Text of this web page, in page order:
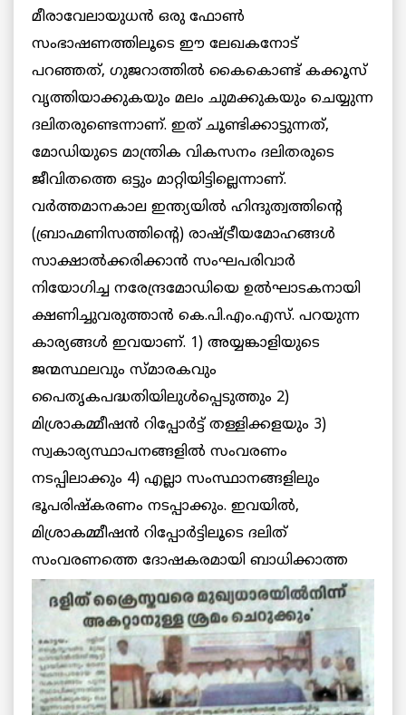
മീരാവേലായുധന്‍ ഒരു ഫോണ്‍
സംഭാഷണത്തിലൂടെ ഈ ലേഖകനോട്
പറഞ്ഞത്, ഗുജറാത്തില്‍ കൈകൊണ്ട് കക്കൂസ്
വൃത്തിയാക്കുകയും മലം ചുമക്കുകയും ചെയ്യുന്ന
ദലിതരുണ്ടെന്നാണ്. ഇത് ചൂണ്ടിക്കാട്ടുന്നത്,
മോഡിയുടെ മാന്ത്രിക വികസനം ദലിതരുടെ
ജീവിതത്തെ ഒട്ടും മാറ്റിയിട്ടില്ലെന്നാണ്.
വര്‍ത്തമാനകാല ഇന്ത്യയില്‍ ഹിന്ദുത്വത്തിന്റെ
(ബ്രാഹ്മണിസത്തിന്റെ) രാഷ്ട്രീയമോഹങ്ങള്‍
സാക്ഷാല്‍ക്കരിക്കാന്‍ സംഘപരിവാര്‍
നിയോഗിച്ച നരേന്ദ്രമോഡിയെ ഉല്‍ഘാടകനായി
ക്ഷണിച്ചുവരുത്താന്‍ കെ.പി.എം.എസ്. പറയുന്ന
കാര്യങ്ങള്‍ ഇവയാണ്. 1) അയ്യങ്കാളിയുടെ
ജന്മസ്ഥലവും സ്മാരകവും
പൈതൃകപദ്ധതിയിലുള്‍പ്പെടുത്തും 2)
മിശ്രാകമ്മീഷന്‍ റിപ്പോര്‍ട്ട് തള്ളിക്കളയും 3)
സ്വകാര്യസ്ഥാപനങ്ങളില്‍ സംവരണം
നടപ്പിലാക്കും 4) എല്ലാ സംസ്ഥാനങ്ങളിലും
ഭൂപരിഷ്‌കരണം നടപ്പാക്കും. ഇവയില്‍,
മിശ്രാകമ്മീഷന്‍ റിപ്പോര്‍ട്ടിലൂടെ ദലിത്
സംവരണത്തെ ദോഷകരമായി ബാധിക്കാത്ത